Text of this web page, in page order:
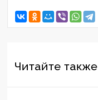
Читайте также